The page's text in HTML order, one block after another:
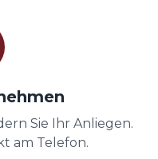
Sie Ihr Anliegen.
am Telefon.